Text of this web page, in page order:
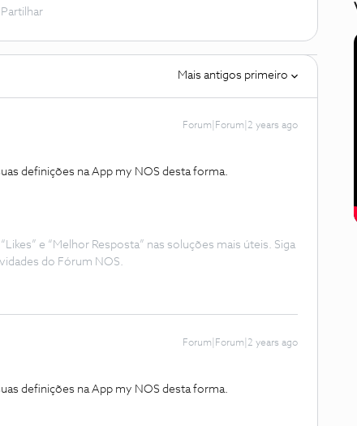
Partilhar
Mais antigos primeiro
Forum|Forum|2 years ago
definições na App my NOS desta forma.
e “Melhor Resposta” nas soluções mais úteis. Siga
do Fórum NOS.
Forum|Forum|2 years ago
definições na App my NOS desta forma.